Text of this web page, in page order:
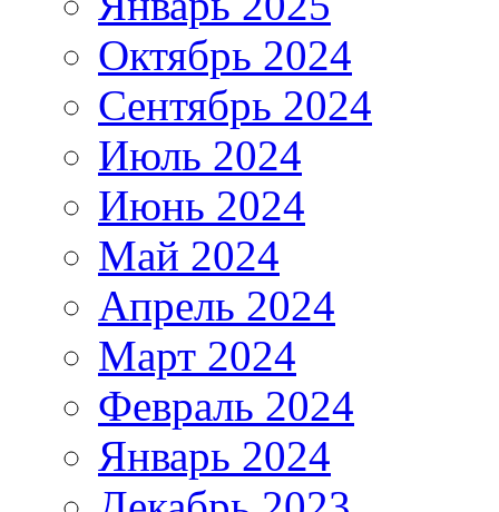
Октябрь 2024
Сентябрь 2024
Июль 2024
Июнь 2024
Май 2024
Апрель 2024
Март 2024
Февраль 2024
Январь 2024